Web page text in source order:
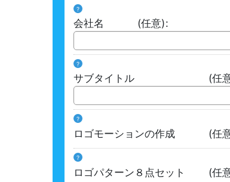
?
会社名 (任意):
?
サブタイトル (任
?
ロゴモーションの作成 (任
?
ロゴパターン８点セット (任